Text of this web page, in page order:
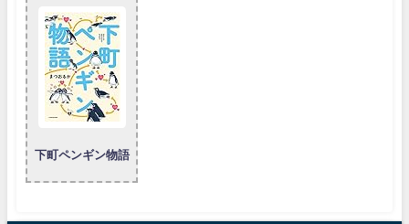
下町ペンギン物語